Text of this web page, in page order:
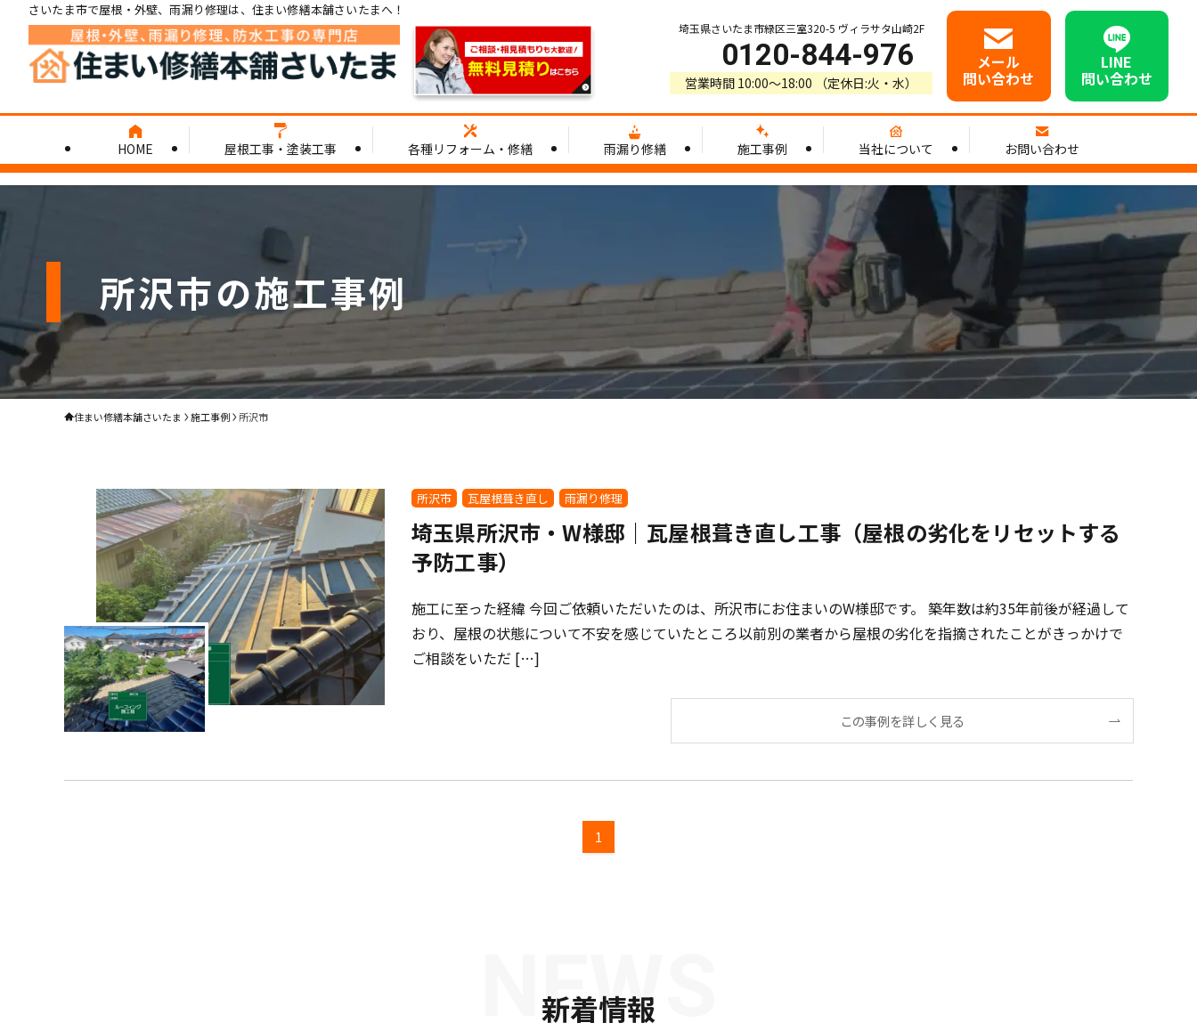
さいたま市で屋根・外壁、雨漏り修理は、住まい修繕本舗さいたまへ！
HOME 屋根工事・塗装工事 各種リフォーム・修繕 雨漏り修繕 施工事例 当社について お問い合わせ
埼玉県さいたま市緑区三室320-5 ヴィラサタ山崎2F
0120-844-976
営業時間 10:00〜18:00 （定休日:火・水）
メール
問い合わせ
LINE
問い合わせ
所沢市の施工事例
住まい修繕本舗さいたま 施工事例 所沢市
所沢市 瓦屋根葺き直し 雨漏り修理
埼玉県所沢市・W様邸｜瓦屋根葺き直し工事（屋根の劣化をリセットする
予防工事）
施工に至った経緯 今回ご依頼いただいたのは、所沢市にお住まいのW様邸です。 築年数は約35年前後が経過して
おり、屋根の状態について不安を感じていたところ以前別の業者から屋根の劣化を指摘されたことがきっかけで
ご相談をいただ […]
この事例を詳しく見る
1
NEWS
新着情報